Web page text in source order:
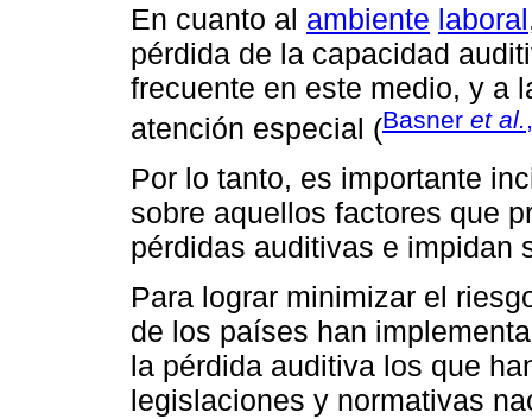
En cuanto al ambiente laboral
pérdida de la capacidad
frecuente en este medio, y a
atención especial (Basner et al.
Por lo tanto, es importante
sobre aquellos factores que
pérdidas auditivas e impidan
Para lograr minimizar el
de los países han
la pérdida auditiva los que
legislaciones y normativas